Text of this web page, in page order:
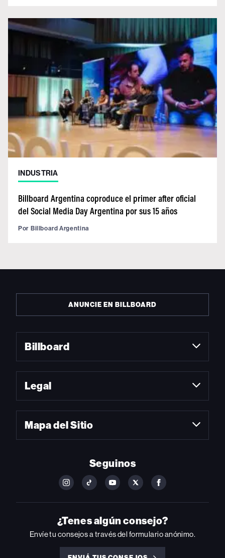
INDUSTRIA
Billboard Argentina coproduce el primer after oficial
del Social Media Day Argentina por sus 15 años
Por Billboard Argentina
ANUNCIE EN BILLBOARD
Billboard
Legal
Mapa del Sitio
Seguinos
FOLLOW
ON
INSTAGRAM
FOLLOW
ON
YOUTUBE
FOLLOW
ON
YOUTUBE
FOLLOW
ON
FOLLOW
ON
FACEBOOK
¿Tenes algún consejo?
Envíe tu consejos a través del formulario anónimo.